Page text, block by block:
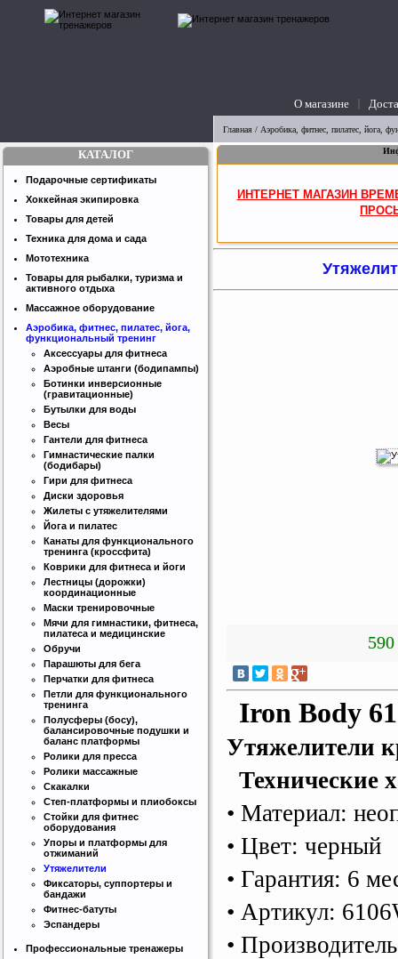
О магазине
вопросы
Главная / Аэробика, фитнес, пилатес, йога,
ИНТЕРНЕТ МАГАЗИН
590
Iron Body
Утяжелители
Технические
• Материал:
• Цвет: черный
• Гарантия: 6
• Артикул:
•
КАТАЛОГ
Подарочные сертификаты
Хоккейная экипировка
Товары для детей
Техника для дома и сада
Мототехника
Товары для рыбалки, туризма и
активного отдыха
Массажное оборудование
Аэробика, фитнес, пилатес, йога,
функциональный тренинг
Аксессуары для фитнеса
Аэробные штанги (бодипампы)
Ботинки инверсионные
(гравитационные)
Бутылки для воды
Весы
Гантели для фитнеса
Гимнастические палки
(бодибары)
Гири для фитнеса
Диски здоровья
Жилеты с утяжелителями
Йога и пилатес
Канаты для функционального
тренинга (кроссфита)
Коврики для фитнеса и йоги
Лестницы (дорожки)
координационные
Маски тренировочные
Мячи для гимнастики, фитнеса,
пилатеса и медицинские
Обручи
Парашюты для бега
Перчатки для фитнеса
Петли для функционального
тренинга
Полусферы (босу),
балансировочные подушки и
баланс платформы
Ролики для пресса
Ролики массажные
Скакалки
Степ-платформы и плиобоксы
Стойки для фитнес
оборудования
Упоры и платформы для
отжиманий
Утяжелители
Фиксаторы, суппортеры и
бандажи
Фитнес-батуты
Эспандеры
Профессиональные тренажеры